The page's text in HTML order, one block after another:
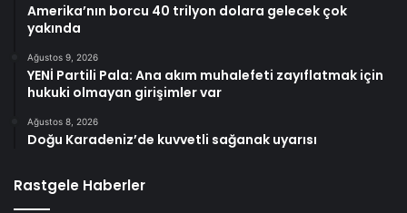
Amerika’nın borcu 40 trilyon dolara gelecek çok
yakında
Ağustos 9, 2026
YENİ Partili Pala: Ana akım muhalefeti zayıflatmak için
hukuki olmayan girişimler var
Ağustos 8, 2026
Doğu Karadeniz’de kuvvetli sağanak uyarısı
Rastgele Haberler